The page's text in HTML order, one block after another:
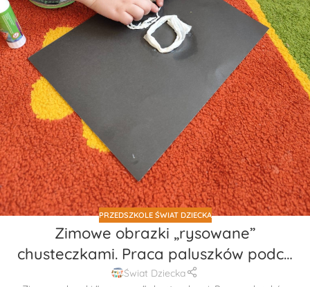
PRZEDSZKOLE ŚWIAT DZIECKA
Zimowe obrazki „rysowane”
chusteczkami. Praca paluszków podc…
Świat Dziecka